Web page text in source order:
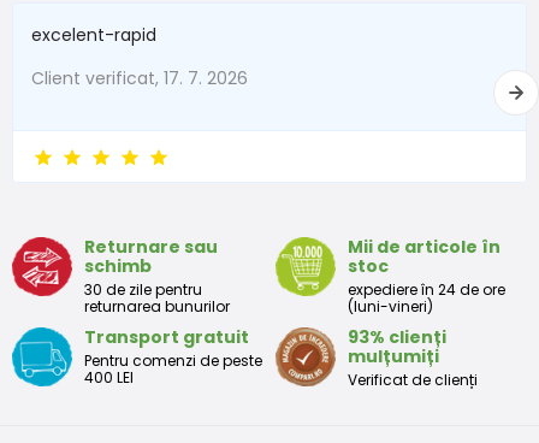
1 - 3 luni
6 - 9 luni
Tabelul de dimensiuni aproximative pentru copii mici
Mărimea
Înălțime
Peste
bust
Taliei
(cm)
Peste
șolduri(cm)
excelent-rapid
Client verificat, 17. 7. 2026
Returnare sau
schimb
30 de zile pentru
returnarea bunurilor
Mii de articole în
stoc
expediere în 24 de ore
(luni-vineri)
Transport gratuit
Pentru comenzi de peste
400 LEI
93% clienți
mulțumiți
Verificat de clienți